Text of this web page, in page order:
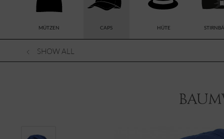
MÜTZEN CAPS HÜTE
SHOW ALL